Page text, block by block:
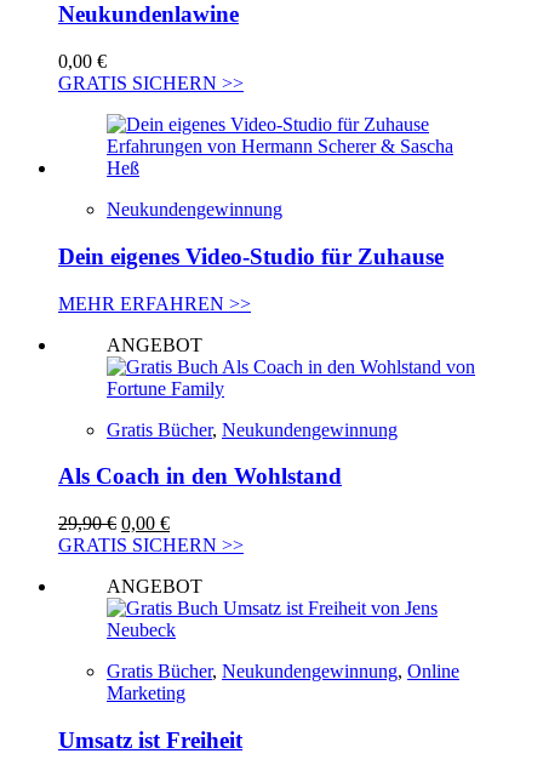
Neukundenlawine
0,00 €
GRATIS SICHERN >>
Neukundengewinnung
Dein eigenes Video-Studio für Zuhause
MEHR ERFAHREN >>
ANGEBOT
Gratis Bücher, Neukundengewinnung
Als Coach in den Wohlstand
29,90€ Ursprünglicher
Preis
29,90 €
0,00 €Aktueller
Preis
0,00 €.
GRATIS SICHERN >>
ANGEBOT
Gratis Bücher, Neukundengewinnung, Online
Marketing
Umsatz ist Freiheit